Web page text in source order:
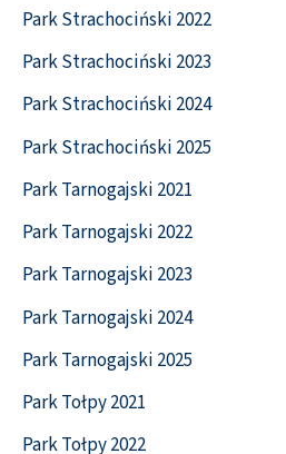
Park Strachociński 2022
Park Strachociński 2023
Park Strachociński 2024
Park Strachociński 2025
Park Tarnogajski 2021
Park Tarnogajski 2022
Park Tarnogajski 2023
Park Tarnogajski 2024
Park Tarnogajski 2025
Park Tołpy 2021
Park Tołpy 2022